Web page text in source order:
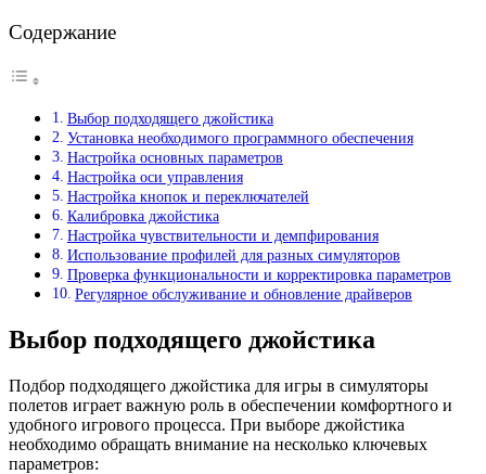
Содержание
Выбор подходящего джойстика
Установка необходимого программного обеспечения
Настройка основных параметров
Настройка оси управления
Настройка кнопок и переключателей
Калибровка джойстика
Настройка чувствительности и демпфирования
Использование профилей для разных симуляторов
Проверка функциональности и корректировка параметров
Регулярное обслуживание и обновление драйверов
Выбор подходящего джойстика
Подбор подходящего джойстика для игры в симуляторы
полетов играет важную роль в обеспечении комфортного и
удобного игрового процесса. При выборе джойстика
необходимо обращать внимание на несколько ключевых
параметров: